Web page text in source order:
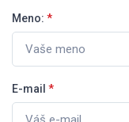
Meno: *
E-mail *